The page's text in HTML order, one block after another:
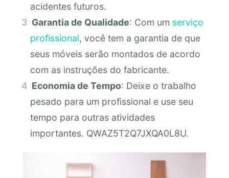
acidentes futuros.
Garantia de Qualidade: Com um serviço
profissional, você tem a garantia de que
seus móveis serão montados de acordo
com as instruções do fabricante.
Economia de Tempo: Deixe o trabalho
pesado para um profissional e use seu
tempo para outras atividades
importantes. QWAZ5T2Q7JXQA0L8U.